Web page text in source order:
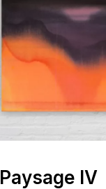
Paysage IV